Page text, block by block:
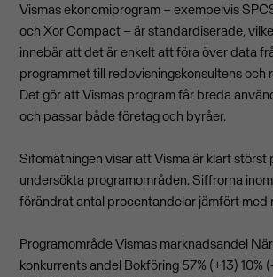
Vismas ekonomiprogram – exempelvis
och Xor Compact – är standardiserade,
innebär att det är enkelt att föra över data
programmet till redovisningskonsultens och
Det gör att Vismas program får breda
och passar både företag och byråer.
Sifomätningen visar att Visma är klart störst
undersökta programområden. Siffrorna
förändrat antal procentandelar jämfört med
Programområde Vismas marknadsandel
konkurrents andel Bokföring 57% (+13) 10%